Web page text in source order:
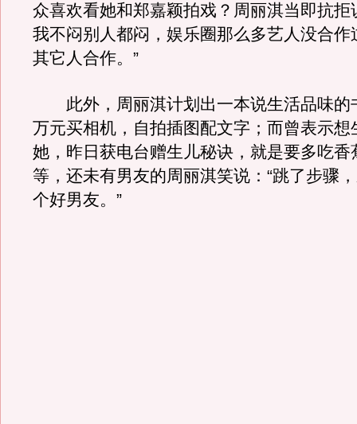
众喜欢看她和郑嘉颖拍戏？周丽淇当即抗拒
我不闷别人都闷，娱乐圈那么多艺人没合作
其它人合作。”
此外，周丽淇计划出一本说生活品味的
万元买相机，自拍插图配文字；而曾表示想
她，昨日获电台赠生儿秘诀，就是要多吃香
等，还未有男友的周丽淇笑说：“跳了步骤
个好男友。”